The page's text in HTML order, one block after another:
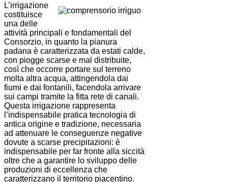
L’irrigazione
costituisce
una delle
attività principali e fondamentali del
Consorzio, in quanto la pianura
padana è caratterizzata da estati calde,
con piogge scarse e mal distribuite,
così che occorre portare sul terreno
molta altra acqua, attingendola dai
fiumi e dai fontanili, facendola arrivare
sui campi tramite la fitta rete di canali.
Questa irrigazione rappresenta
l’indispensabile pratica tecnologia di
antica origine e tradizione, necessaria
ad attenuare le conseguenze negative
dovute a scarse precipitazioni: è
indispensabile per far fronte alla siccità
oltre che a garantire lo sviluppo delle
produzioni di eccellenza che
caratterizzano il territorio piacentino.